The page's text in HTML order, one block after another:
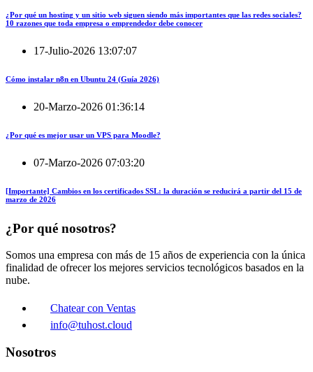
¿Por qué un hosting y un sitio web siguen siendo más importantes que las redes sociales?
10 razones que toda empresa o emprendedor debe conocer
17-Julio-2026 13:07:07
Cómo instalar n8n en Ubuntu 24 (Guía 2026)
20-Marzo-2026 01:36:14
¿Por qué es mejor usar un VPS para Moodle?
07-Marzo-2026 07:03:20
[Importante] Cambios en los certificados SSL: la duración se reducirá a partir del 15 de
marzo de 2026
¿Por qué nosotros?
Somos una empresa con más de 15 años de experiencia con la única
finalidad de ofrecer los mejores servicios tecnológicos basados en la
nube.
Chatear con Ventas
info@tuhost.cloud
Nosotros